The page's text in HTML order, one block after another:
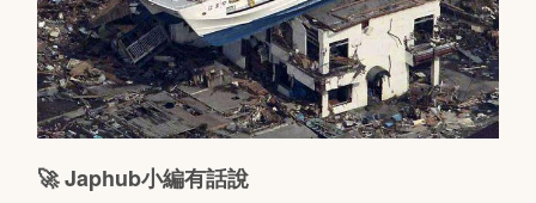
🚀 Japhub小編有話說